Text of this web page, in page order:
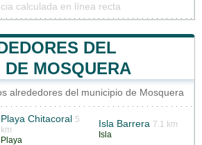
calculada en línea recta
DEL
DE MOSQUERA
alrededores del municipio de Mosquera
Playa Chitacoral 5
km
Playa
Isla Barrera 7.1 km
Isla